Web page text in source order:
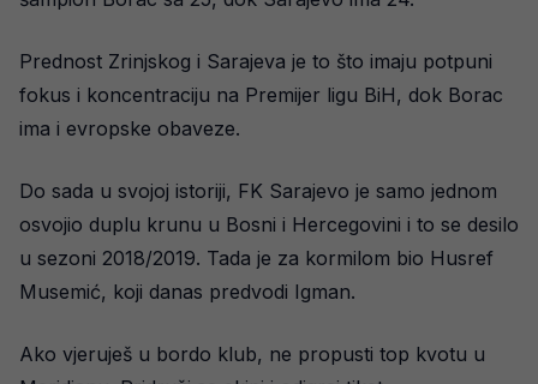
Prednost Zrinjskog i Sarajeva je to što imaju potpuni
fokus i koncentraciju na Premijer ligu BiH, dok Borac
ima i evropske obaveze.
Do sada u svojoj istoriji, FK Sarajevo je samo jednom
osvojio duplu krunu u Bosni i Hercegovini i to se desilo
u sezoni 2018/2019. Tada je za kormilom bio Husref
Musemić, koji danas predvodi Igman.
Ako vjeruješ u bordo klub, ne propusti top kvotu u